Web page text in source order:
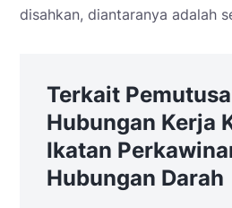
disahkan, diantaranya adalah
Terkait
Hubungan Kerja
Ikatan
Hubungan Darah